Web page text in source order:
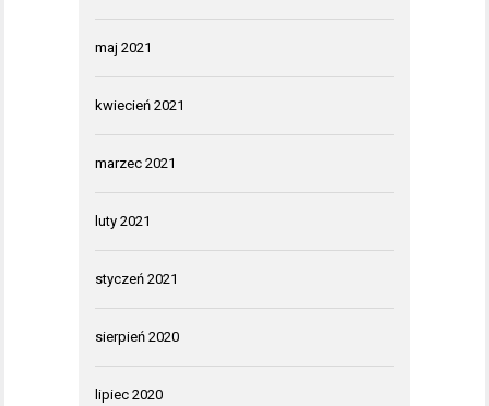
maj 2021
kwiecień 2021
marzec 2021
luty 2021
styczeń 2021
sierpień 2020
lipiec 2020